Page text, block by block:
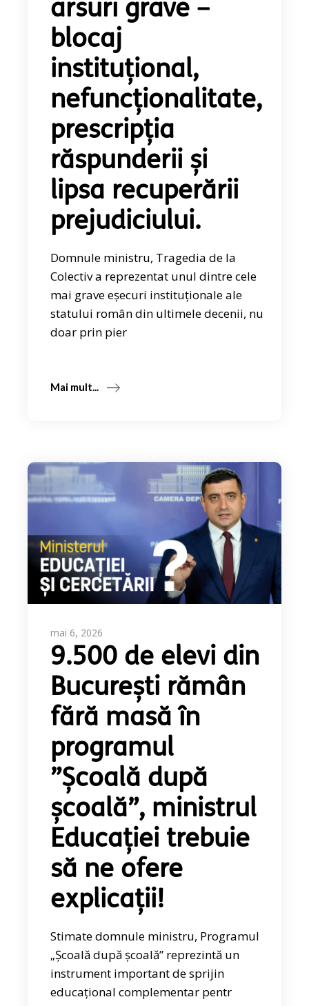
arsuri grave –
blocaj
instituțional,
nefuncționalitate,
prescripția
răspunderii și
lipsa recuperării
prejudiciului.
Domnule ministru, Tragedia de la
Colectiv a reprezentat unul dintre cele
mai grave eșecuri instituționale ale
statului român din ultimele decenii, nu
doar prin pier
Mai mult...
mai 6, 2026
9.500 de elevi din
București rămân
fără masă în
programul
”Școală după
școală”, ministrul
Educației trebuie
să ne ofere
explicații!
Stimate domnule ministru, Programul
„Școală după școală” reprezintă un
instrument important de sprijin
educațional complementar pentr